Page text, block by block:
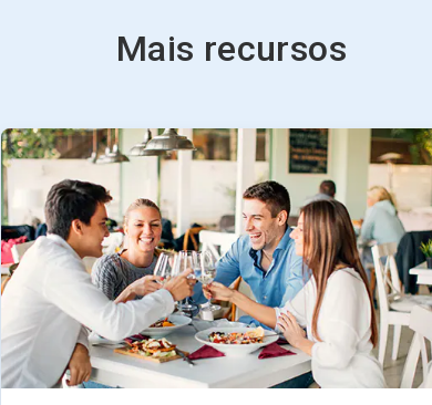
Mais recursos
ArticleTile
2
de
3